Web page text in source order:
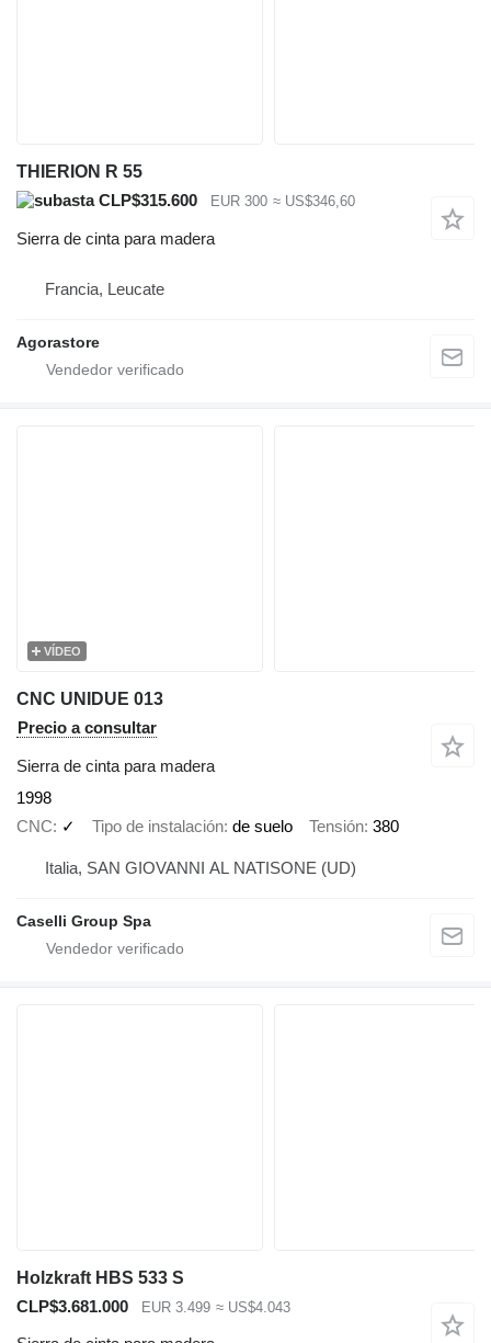
THIERION R 55
CLP$315.600
EUR 300 ≈ US$346,60
Sierra de cinta para madera
Francia, Leucate
Agorastore
VÍDEO
CNC UNIDUE 013
Precio a consultar
Sierra de cinta para madera
1998
CNC
✓ Tipo de instalación de suelo Tensión 380
Italia, SAN GIOVANNI AL NATISONE (UD)
Caselli Group Spa
Holzkraft HBS 533 S
CLP$3.681.000
EUR 3.499 ≈ US$4.043